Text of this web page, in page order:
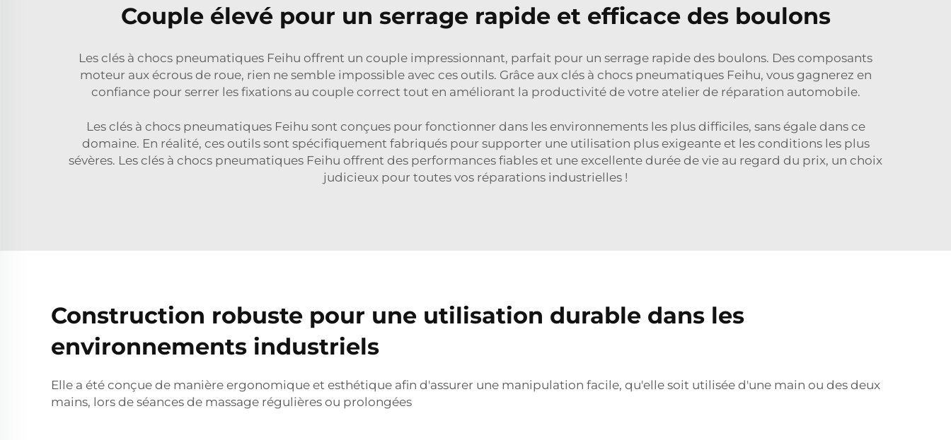
Couple élevé pour un serrage rapide et efficace des boulons
Les clés à chocs pneumatiques Feihu offrent un couple impressionnant, parfait pour un serrage rapide des boulons. Des composants
moteur aux écrous de roue, rien ne semble impossible avec ces outils. Grâce aux clés à chocs pneumatiques Feihu, vous gagnerez en
confiance pour serrer les fixations au couple correct tout en améliorant la productivité de votre atelier de réparation automobile.
Les clés à chocs pneumatiques Feihu sont conçues pour fonctionner dans les environnements les plus difficiles, sans égale dans ce
domaine. En réalité, ces outils sont spécifiquement fabriqués pour supporter une utilisation plus exigeante et les conditions les plus
sévères. Les clés à chocs pneumatiques Feihu offrent des performances fiables et une excellente durée de vie au regard du prix, un choix
judicieux pour toutes vos réparations industrielles !
Construction robuste pour une utilisation durable dans les
environnements industriels
Elle a été conçue de manière ergonomique et esthétique afin d'assurer une manipulation facile, qu'elle soit utilisée d'une main ou des deux
mains, lors de séances de massage régulières ou prolongées